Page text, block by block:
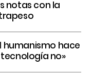
notas con la
humanismo hace
no»